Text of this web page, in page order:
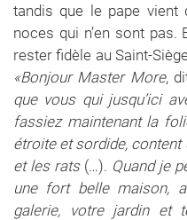
tandis que le pape vient
noces qui n’en sont
rester fidèle au Saint-
«Bonjour Master More,
que vous qui jusqu’ici
fassiez maintenant la
étroite et sordide, content
et les rats(…). Quand je
une fort belle maison,
galerie, votre jardin et